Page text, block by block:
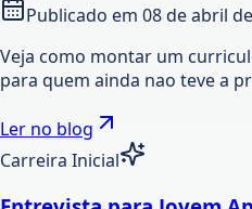
Publicado em 08 de abril
Veja como montar um
para quem ainda nao teve a
Ler no blog
Carreira Inicial